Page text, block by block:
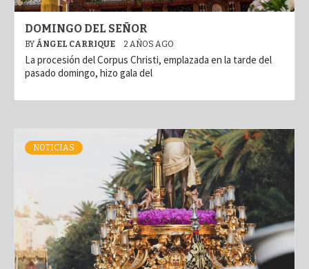
DOMINGO DEL SEÑOR
BY ÁNGEL CARRIQUE 2 AÑOS AGO
La procesión del Corpus Christi, emplazada en la tarde del
pasado domingo, hizo gala del
NOTICIAS